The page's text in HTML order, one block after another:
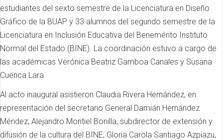
estudiantes del sexto semestre de la Licenciatura en Diseño
Gráfico de la BUAP y 33 alumnos del segundo semestre de la
Licenciatura en Inclusión Educativa del Benemérito Instituto
Normal del Estado (BINE). La coordinación estuvo a cargo de
las académicas Verónica Beatriz Gamboa Canales y Susana
Cuenca Lara.
Al acto inaugural asistieron Claudia Rivera Hernández, en
representación del secretario General Damián Hernández
Méndez; Alejandro Montiel Bonilla, subdirector de extensión y
difusión de la cultura del BINE; Gloria Carola Santiago Azpiazu,